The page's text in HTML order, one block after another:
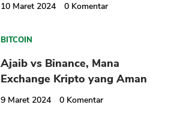
10 Maret 2024 0 Komentar
BITCOIN
Ajaib vs Binance, Mana
Exchange Kripto yang Aman
9 Maret 2024 0 Komentar